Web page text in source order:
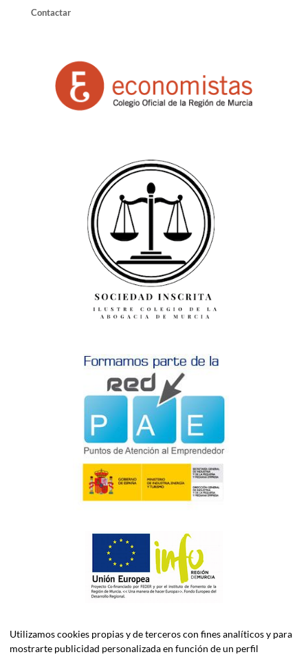
Contactar
Utilizamos cookies propias y de terceros con fines analíticos y para
mostrarte publicidad personalizada en función de un perfil